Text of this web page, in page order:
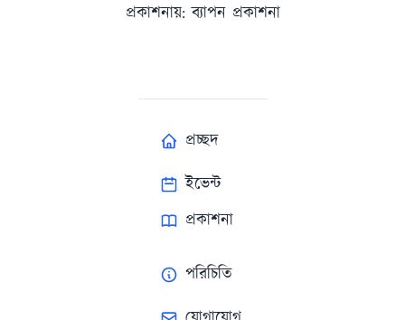
প্রকাশনায়: ব্যাপন প্রকাশনা
প্রচ্ছদ
ইভেন্ট
প্রকাশনা
পরিচিতি